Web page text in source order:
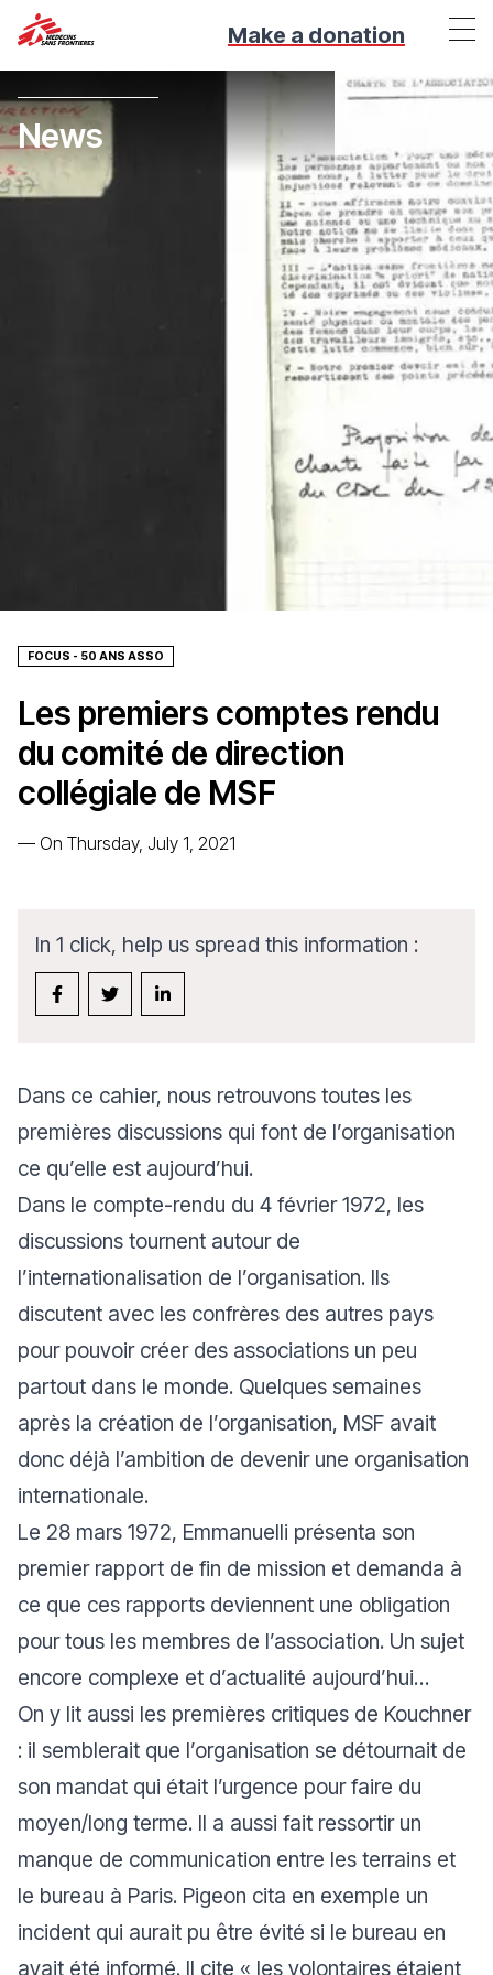
Make a donation
News
FOCUS - 50 ANS ASSO
Les premiers comptes rendu
du comité de direction
collégiale de MSF
— On Thursday, July 1, 2021
In 1 click, help us spread this information :
Dans ce cahier, nous retrouvons toutes les
premières discussions qui font de l’organisation
ce qu’elle est aujourd’hui.
Dans le compte-rendu du 4 février 1972, les
discussions tournent autour de
l’internationalisation de l’organisation. Ils
discutent avec les confrères des autres pays
pour pouvoir créer des associations un peu
partout dans le monde. Quelques semaines
après la création de l’organisation, MSF avait
donc déjà l’ambition de devenir une organisation
internationale.
Le 28 mars 1972, Emmanuelli présenta son
premier rapport de fin de mission et demanda à
ce que ces rapports deviennent une obligation
pour tous les membres de l’association. Un sujet
encore complexe et d’actualité aujourd’hui…
On y lit aussi les premières critiques de Kouchner
: il semblerait que l’organisation se détournait de
son mandat qui était l’urgence pour faire du
moyen/long terme. Il a aussi fait ressortir un
manque de communication entre les terrains et
le bureau à Paris. Pigeon cita en exemple un
incident qui aurait pu être évité si le bureau en
avait été informé. Il cite « les volontaires étaient